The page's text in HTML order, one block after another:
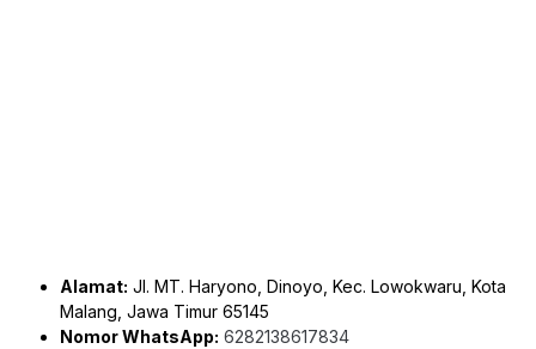
Alamat: Jl. MT. Haryono, Dinoyo, Kec. Lowokwaru, Kota
Malang, Jawa Timur 65145
Nomor WhatsApp: 6282138617834